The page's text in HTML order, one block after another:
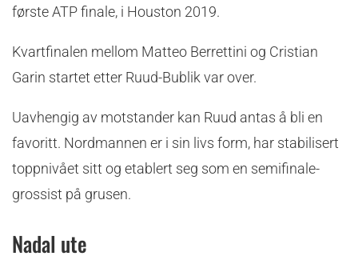
første ATP finale, i Houston 2019.
Kvartfinalen mellom Matteo Berrettini og Cristian
Garin startet etter Ruud-Bublik var over.
Uavhengig av motstander kan Ruud antas å bli en
favoritt. Nordmannen er i sin livs form, har stabilisert
toppnivået sitt og etablert seg som en semifinale-
grossist på grusen.
Nadal ute